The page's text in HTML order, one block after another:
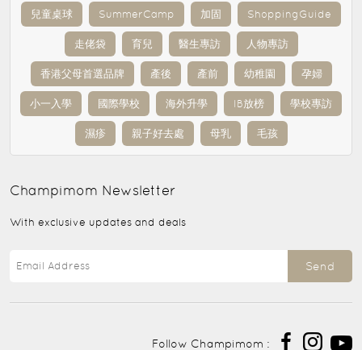
兒童桌球 SummerCamp 加固 ShoppingGuide
走佬袋 育兒 醫生專訪 人物專訪
香港父母首選品牌 產後 產前 幼稚園 孕婦
小一入學 國際學校 海外升學 IB放榜 學校專訪
濕疹 親子好去處 母乳 毛孩
Champimom Newsletter
With exclusive updates and deals
Send
Follow Champimom :